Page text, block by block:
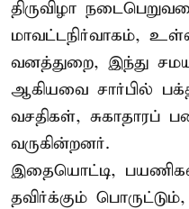
திருவிழா
மாவட்டநிர்வாகம்,
வனத்துறை, இந்து
ஆகியவை சார்பில்
வசதிகள்,
வருகின்றனர்.
இதையொட்டி,
தவிர்க்கும் பொருட்டும்,